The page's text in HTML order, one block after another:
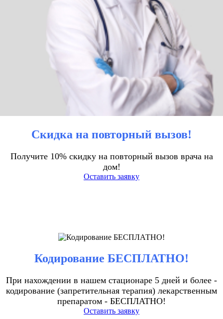
Скидка на повторный вызов!
Получите 10% скидку на повторный вызов врача на
дом!
Оставить заявку
Кодирование БЕСПЛАТНО!
При нахождении в нашем стационаре 5 дней и более -
кодирование (запретительная терапия) лекарственным
препаратом - БЕСПЛАТНО!
Оставить заявку